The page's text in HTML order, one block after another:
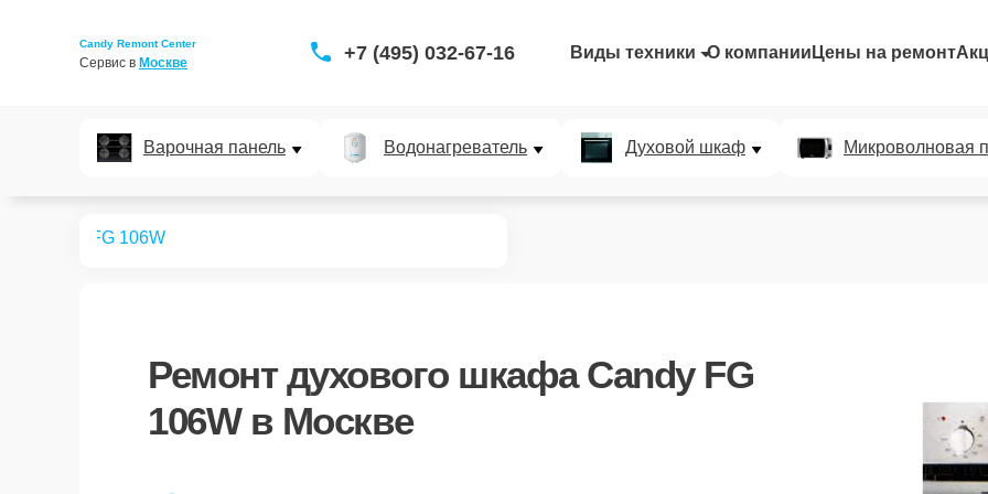
Candy Remont Center
Сервис в Москве +7 (495) 032-67-16 Виды техники О компании Цены на ремонт
Варочная панель Водонагреватель Духовой шкаф Микроволновая
FG 106W
Ремонтдухового шкафа Candy FG
106Wв Москве